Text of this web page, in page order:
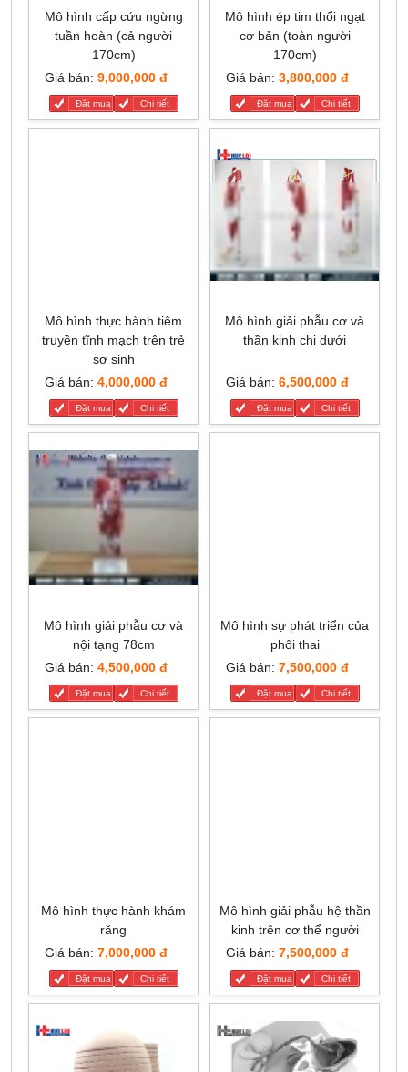
Mô hình cấp cứu ngừng
tuần hoàn (cả người
170cm)
Giá bán: 9,000,000 đ
Đặt mua Chi tiết
Mô hình ép tim thổi ngạt
cơ bản (toàn người
170cm)
Giá bán: 3,800,000 đ
Đặt mua Chi tiết
Mô hình thực hành tiêm
truyền tĩnh mạch trên trẻ
sơ sinh
Giá bán: 4,000,000 đ
Đặt mua Chi tiết
Mô hình giải phẫu cơ và
thần kinh chi dưới
Giá bán: 6,500,000 đ
Đặt mua Chi tiết
Mô hình giải phẫu cơ và
nội tạng 78cm
Giá bán: 4,500,000 đ
Đặt mua Chi tiết
Mô hình sự phát triển của
phôi thai
Giá bán: 7,500,000 đ
Đặt mua Chi tiết
Mô hình thực hành khám
răng
Giá bán: 7,000,000 đ
Đặt mua Chi tiết
Mô hình giải phẫu hệ thần
kinh trên cơ thể người
Giá bán: 7,500,000 đ
Đặt mua Chi tiết